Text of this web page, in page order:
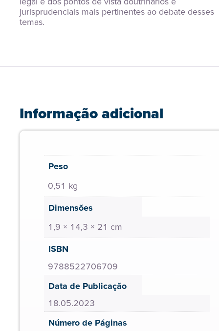
jurisprudenciais mais pertinentes ao debate desses
temas.
Informação adicional
Peso
0,51 kg
Dimensões
1,9 × 14,3 × 21 cm
ISBN
9788522706709
Data de Publicação
18.05.2023
Número de Páginas